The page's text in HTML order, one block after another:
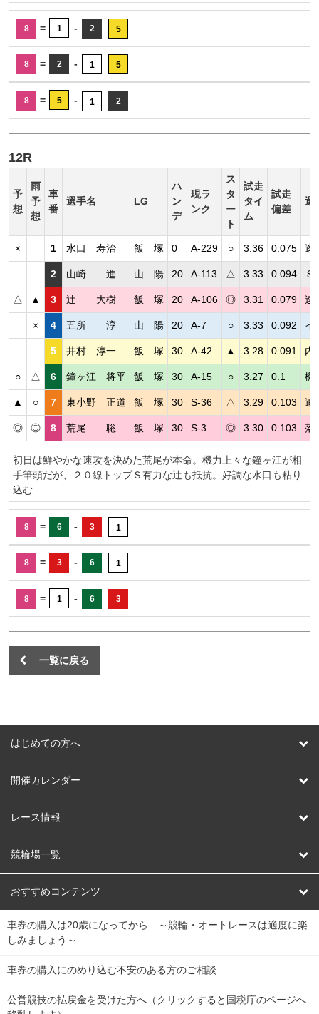
8 = 1 - 2 5
8 = 2 - 1 5
8 = 5 - 1 2
12R
予
想
雨
予
想
車
番
選手名 LG
ハ
ン
デ
現ラ
ンク
ス
タ
ー
ト
試走
タイ
ム
試走
偏差
選
× 1 水口 寿治 飯 塚 0 A-229 ○ 3.36 0.075 逃
2 山崎 進 山 陽 20 A-113 △ 3.33 0.094 Ｓ
△ ▲ 3 辻 大樹 飯 塚 20 A-106 ◎ 3.31 0.079 速
× 4 五所 淳 山 陽 20 A-7 ○ 3.33 0.092 イ
5 井村 淳一 飯 塚 30 A-42 ▲ 3.28 0.091 内
○ △ 6 鐘ヶ江 将平 飯 塚 30 A-15 ○ 3.27 0.1 機
▲ ○ 7 東小野 正道 飯 塚 30 S-36 △ 3.29 0.103 追
◎ ◎ 8 荒尾 聡 飯 塚 30 S-3 ◎ 3.30 0.103 落
初日は鮮やかな速攻を決めた荒尾が本命。機力上々な鐘ヶ江が相
手筆頭だが、２０線トップＳ有力な辻も抵抗。好調な水口も粘り
込む
8 = 6 - 3 1
8 = 3 - 6 1
8 = 1 - 6 3
一覧に戻る
はじめての方へ
はじめての方へ
開催カレンダー
競輪
オートレース
競輪くじ
Dokanto!
チャリロトプラザ
レース情報
レース予想
レース結果
キャリーオーバー一覧
競輪場一覧
北日本 函館競輪場
関
東
弥彦競輪場 前橋競輪場 取手競輪場 宇都宮競輪場
関
おすすめコンテンツ
競輪選手情報
Perfecta Navi
netkeirin
車券の購入は20歳になってから ～競輪・オートレースは適度に楽
しみましょう～
車券の購入にのめり込む不安のある方のご相談
公営競技の払戻金を受けた方へ（クリックすると国税庁のページへ